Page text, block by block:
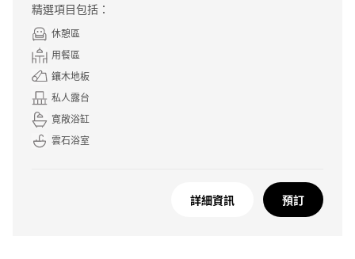
精選項目包括：
休憩區
用餐區
鑲木地板
私人露台
寛敞浴缸
雲石浴室
詳細資訊 預訂